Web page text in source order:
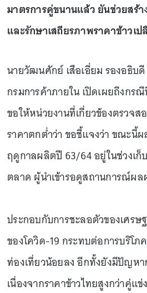
มาตรการคู่ขนานแล้ว ยันช่วยสร้า
และรักษาเสถียรภาพราคาข้าวเ
นายวัฒนศักย์ เสือเอี่ยม รองอธิบ
กรมการค้าภายใน เปิดเผยถึงกร
ขอให้หน่วยงานที่เกี่ยวข้องตรวจ
ราคาตกต่ำว่า ขอชี้แจงว่า ขณะนี้
ฤดูกาลผลิตปี 63/64 อยู่ในช่วงเ
ตลาด ผู้นำเข้ารอดูสถานการณ์ผล
ประกอบกับการชะลอตัวของเศร
ของโควิด-19 กระทบต่อการบริโภ
ท่องเที่ยวน้อยลง อีกทั้งยังมีปัญห
เนื่องจากราคาข้าวไทยสูงกว่าคู่แ